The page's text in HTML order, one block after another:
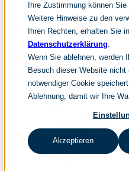
Ihre Zustimmung können
Weitere Hinweise zu den
Ihren Rechten, erhalten Sie
Datenschutzerklärung.
Wenn Sie ablehnen, werden
Besuch dieser Website
notwendiger Cookie
Ablehnung, damit wir Ihre
Akzeptieren
Home
Archiv
Redaktion
Suchen
hier tippen und enter
Navigation überspringen
Home
Leistungen
it & management
people & culture
Wissen & Events
nc360° Magazin